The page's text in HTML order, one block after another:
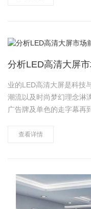
分析LED高清大屏
业的LED高清大屏是科技
潮流以及时尚梦幻理念淋
广告牌及单色的走字幕再
纷呈。以下简单分析下一
查看详情